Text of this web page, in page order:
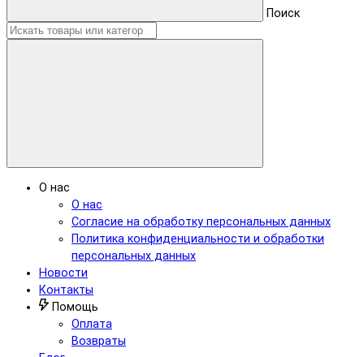
Поиск
О нас
О нас
Согласие на обработку персональных данных
Политика конфиденциальности и обработки
персональных данных
Новости
Контакты
Помощь
Оплата
Возвраты